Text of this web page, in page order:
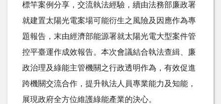
標竿案例分享，交流執法經驗，續由法務部廉政署
就建置太陽光電案場可能衍生之風險及因應作為專
題報告，末由經濟部能源署就太陽光電大型案件管
控平臺運作成效報告。本次會議結合執法查緝、廉
政治理及綠能主管機關之行政透明作為，有效促進
跨機關交流合作，提升執法人員專業能力及知能，
展現政府全方位維護綠能產業的決心。